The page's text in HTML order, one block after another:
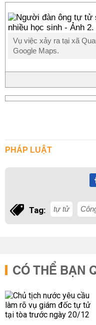
Vụ việc xảy ra tại xã
Google Maps.
PHÁP LUẬT
Tag: tự tử
CÓ THỂ BẠN